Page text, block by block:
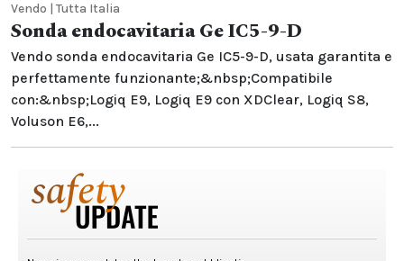
Vendo | Tutta Italia
Sonda endocavitaria Ge IC5-9-D
Vendo sonda endocavitaria Ge IC5-9-D, usata garantita e
perfettamente funzionante;&nbsp;Compatibile
con:&nbsp;Logiq E9, Logiq E9 con XDClear, Logiq S8,
Voluson E6,...